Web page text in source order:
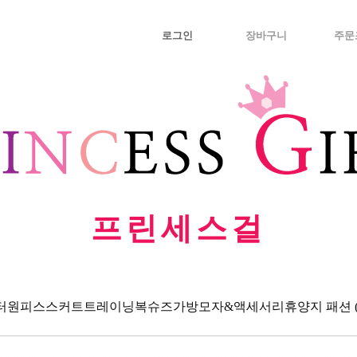
로그인 장바구니 주문
프린세스걸
원피스스커트 트레이닝복슈즈가방모자&액세서리 휴양지 패션